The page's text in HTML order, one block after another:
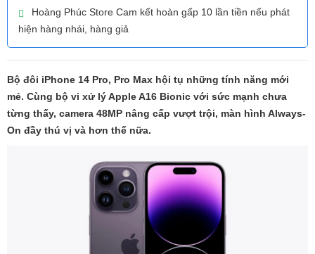
Hoàng Phúc Store Cam kết hoàn gấp 10 lần tiền nếu phát
hiện hàng nhái, hàng giả
Bộ đôi iPhone 14 Pro, Pro Max hội tụ những tính năng mới
mẻ. Cùng bộ vi xử lý Apple A16 Bionic với sức mạnh chưa
từng thấy, camera 48MP nâng cấp vượt trội, màn hình Always-
On đầy thú vị và hơn thế nữa.